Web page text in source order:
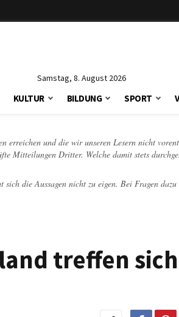
Samstag, 8. August 2026
KULTUR BILDUNG SPORT
erreichen und die wir unseren Lesern nicht
Mitteilungen Dritter. Welche damit stets
die Aussagen nicht zu eigen. Bei Fragen dazu
treffen sich